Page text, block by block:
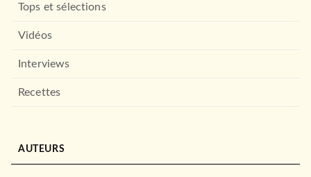
Tops et sélections
Vidéos
Interviews
Recettes
AUTEURS